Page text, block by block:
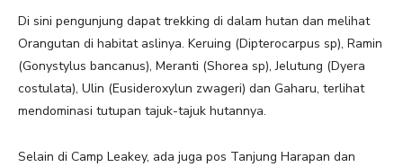
Di sini pengunjung dapat trekking di dalam hutan dan melihat
Orangutan di habitat aslinya. Keruing (Dipterocarpus sp), Ramin
(Gonystylus bancanus), Meranti (Shorea sp), Jelutung (Dyera
costulata), Ulin (Eusideroxylun zwageri) dan Gaharu, terlihat
mendominasi tutupan tajuk-tajuk hutannya.
Selain di Camp Leakey, ada juga pos Tanjung Harapan dan